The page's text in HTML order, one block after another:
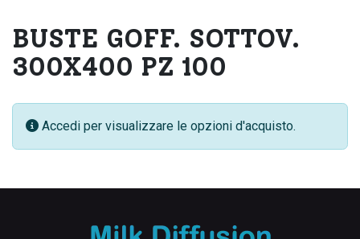
BUSTE GOFF. SOTTOV.
300X400 PZ 100
Accedi per visualizzare le opzioni d'acquisto.